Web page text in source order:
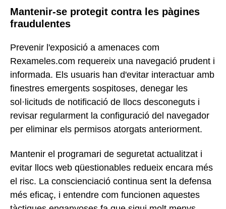
Mantenir-se protegit contra les pàgines
fraudulentes
Prevenir l'exposició a amenaces com
Rexameles.com requereix una navegació prudent i
informada. Els usuaris han d'evitar interactuar amb
finestres emergents sospitoses, denegar les
sol·licituds de notificació de llocs desconeguts i
revisar regularment la configuració del navegador
per eliminar els permisos atorgats anteriorment.
Mantenir el programari de seguretat actualitzat i
evitar llocs web qüestionables redueix encara més
el risc. La conscienciació continua sent la defensa
més eficaç, i entendre com funcionen aquestes